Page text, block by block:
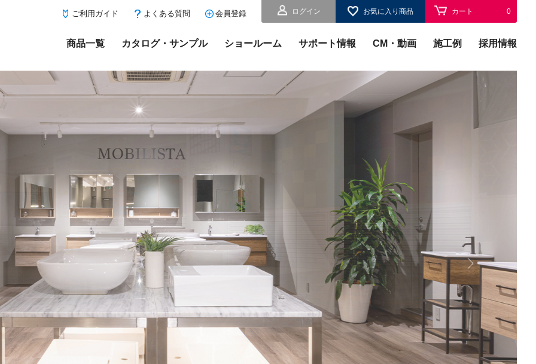
ログイン お気に入り商品 カート 0
ご利用ガイド よくある質問 会員登録
商品一覧 カタログ・サンプル ショールーム サポート情報 CM・動画 施工例 採用情報
閉じる